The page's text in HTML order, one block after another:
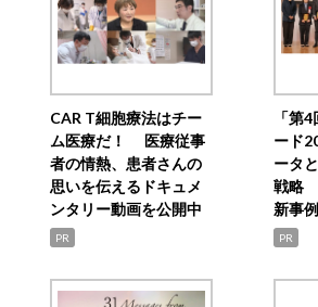
CAR T細胞療法はチー
ム医療だ！ 医療従事
者の情熱、患者さんの
思いを伝えるドキュメ
ンタリー動画を公開中
PR
「第
ード
ータ
戦略
新事例
PR